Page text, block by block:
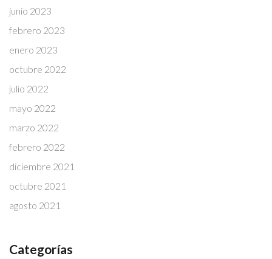
junio 2023
febrero 2023
enero 2023
octubre 2022
julio 2022
mayo 2022
marzo 2022
febrero 2022
diciembre 2021
octubre 2021
agosto 2021
Categorías